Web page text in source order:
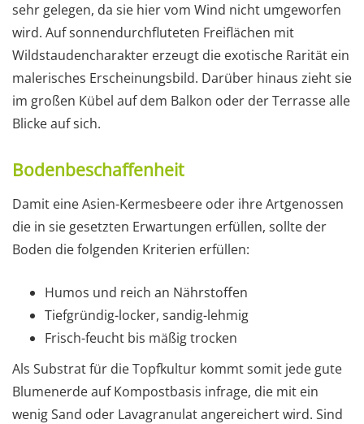
sehr gelegen, da sie hier vom Wind nicht umgeworfen
wird. Auf sonnendurchfluteten Freiflächen mit
Wildstaudencharakter erzeugt die exotische Rarität ein
malerisches Erscheinungsbild. Darüber hinaus zieht sie
im großen Kübel auf dem Balkon oder der Terrasse alle
Blicke auf sich.
Bodenbeschaffenheit
Damit eine Asien-Kermesbeere oder ihre Artgenossen
die in sie gesetzten Erwartungen erfüllen, sollte der
Boden die folgenden Kriterien erfüllen:
Humos und reich an Nährstoffen
Tiefgründig-locker, sandig-lehmig
Frisch-feucht bis mäßig trocken
Als Substrat für die Topfkultur kommt somit jede gute
Blumenerde auf Kompostbasis infrage, die mit ein
wenig Sand oder Lavagranulat angereichert wird. Sind